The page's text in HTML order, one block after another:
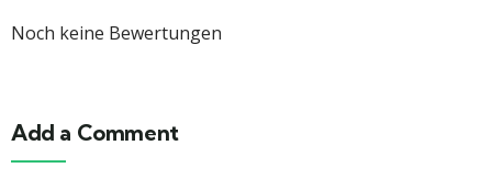
Noch keine Bewertungen
Add a Comment